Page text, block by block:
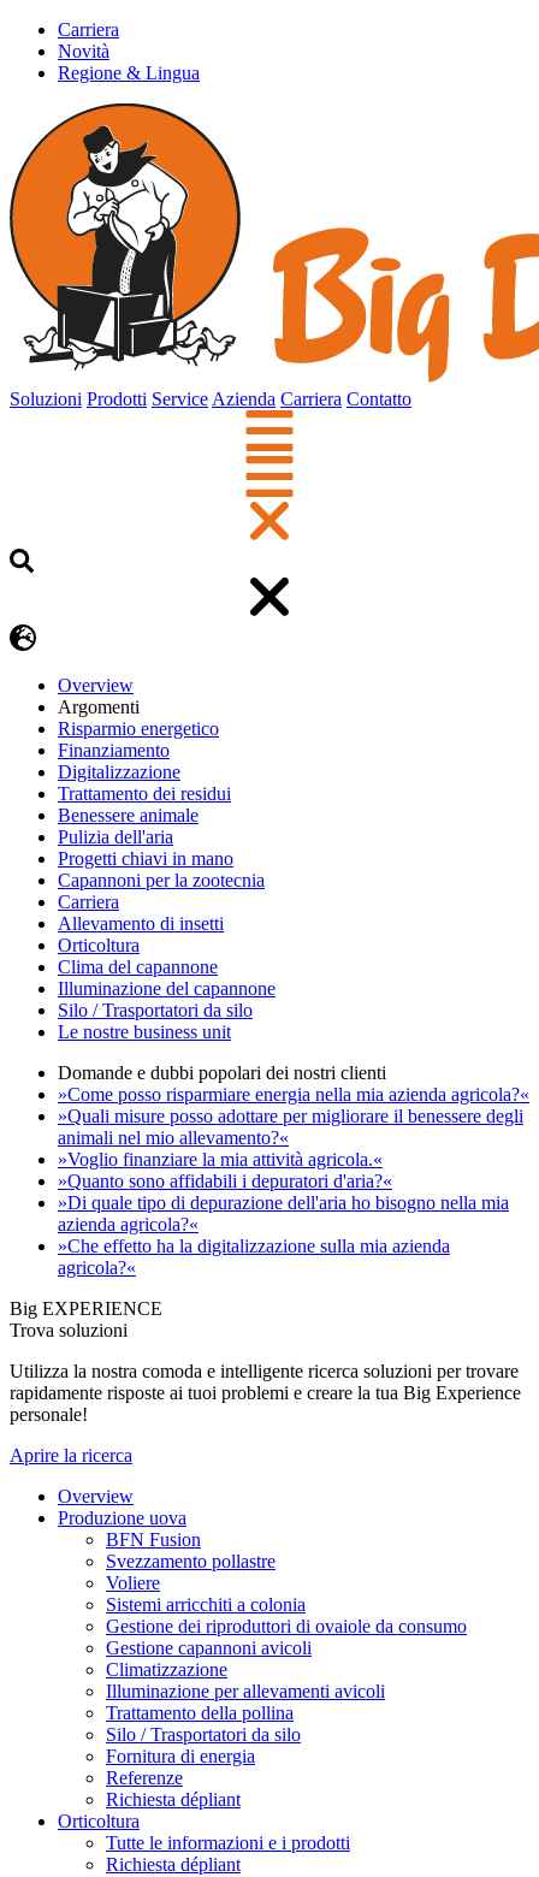
Carriera
Novità
Regione & Lingua
Soluzioni Prodotti Service Azienda Carriera Contatto
Overview
Argomenti
Risparmio energetico
Finanziamento
Digitalizzazione
Trattamento dei residui
Benessere animale
Pulizia dell'aria
Progetti chiavi in mano
Capannoni per la zootecnia
Carriera
Allevamento di insetti
Orticoltura
Clima del capannone
Illuminazione del capannone
Silo / Trasportatori da silo
Le nostre business unit
Domande e dubbi popolari dei nostri clienti
»Come posso risparmiare energia nella mia azienda agricola?«
»Quali misure posso adottare per migliorare il benessere degli
animali nel mio allevamento?«
»Voglio finanziare la mia attività agricola.«
»Quanto sono affidabili i depuratori d'aria?«
»Di quale tipo di depurazione dell'aria ho bisogno nella mia
azienda agricola?«
»Che effetto ha la digitalizzazione sulla mia azienda
agricola?«
Big EXPERIENCE
Trova soluzioni
Utilizza la nostra comoda e intelligente ricerca soluzioni per trovare
rapidamente risposte ai tuoi problemi e creare la tua Big Experience
personale!
Aprire la ricerca
Overview
Produzione uova
BFN Fusion
Svezzamento pollastre
Voliere
Sistemi arricchiti a colonia
Gestione dei riproduttori di ovaiole da consumo
Gestione capannoni avicoli
Climatizzazione
Illuminazione per allevamenti avicoli
Trattamento della pollina
Silo / Trasportatori da silo
Fornitura di energia
Referenze
Richiesta dépliant
Orticoltura
Tutte le informazioni e i prodotti
Richiesta dépliant